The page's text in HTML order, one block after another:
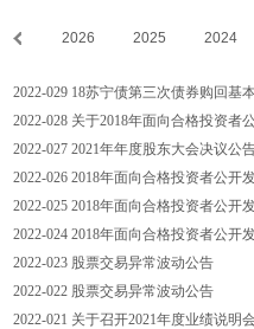
2026 2025 2024
2022-029 18苏宁债第三次债券购回基
2022-028 关于2018年面向合格投资
2022-027 2021年年度股东大会决议公
2022-026 2018年面向合格投资者公
2022-025 2018年面向合格投资者公
2022-024 2018年面向合格投资者公
2022-023 股票交易异常波动公告
2022-022 股票交易异常波动公告
2022-021 关于召开2021年度业绩说明